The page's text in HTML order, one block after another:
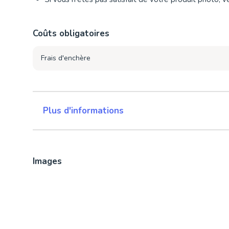
Coûts obligatoires
Frais d'enchère
Plus d'informations
Images